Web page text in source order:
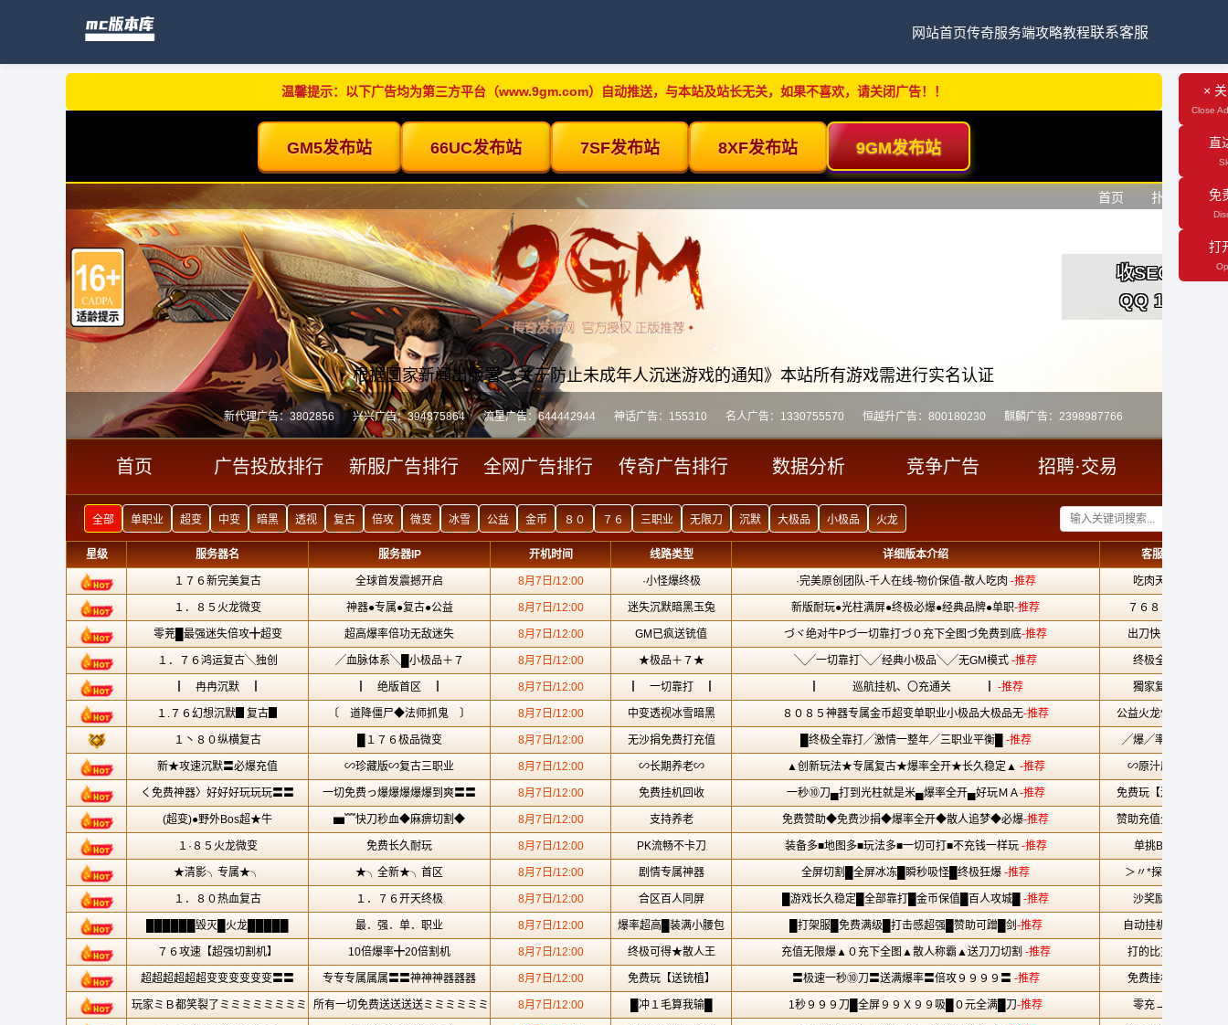
网站首页传奇服务端攻略教程联系客服
温馨提示：以下广告均为第三方平台（www.9gm.com）自动推送，与本站及站长无关，如果不喜欢，请关闭广告！！ ×
Close
直
免
打